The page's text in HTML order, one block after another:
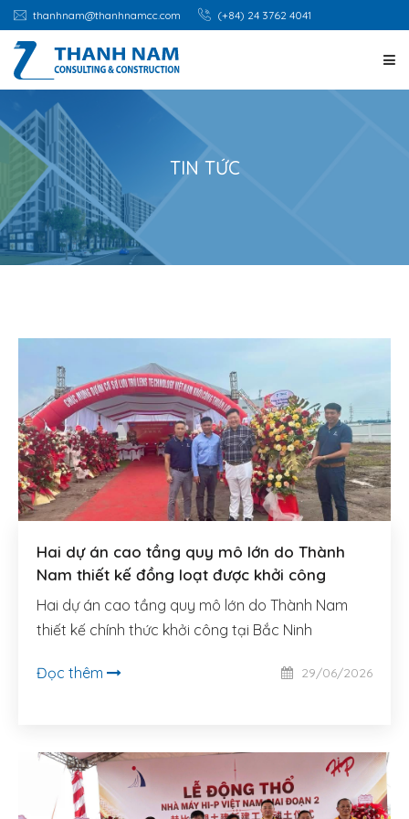
thanhnam@thanhnamcc.com (+84) 24 3762 4041
TRANG CHỦ
GIỚI THIỆU
DỊCH VỤ
DỰ ÁN
TIN TỨC
LIÊN HỆ
TIẾNG VIỆT
TIN TỨC
Hai dự án cao tầng quy mô lớn do Thành
Nam thiết kế đồng loạt được khởi công
Hai dự án cao tầng quy mô lớn do Thành Nam
thiết kế chính thức khởi công tại Bắc Ninh
Đọc thêm 29/06/2026